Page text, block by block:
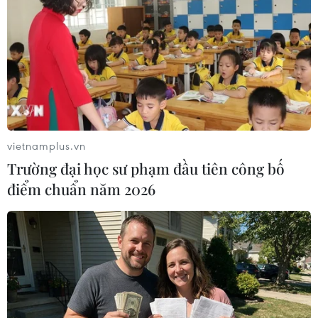
07/10/2019 11:24
Ngoại trưởng Ukraine cho biết trước khi áp dụng, "Công
thức Stainmaier" cần phải được thảo luận chi tiết ở nội
dung quy chế đặc biệt cho các vùng đòi độc lập do
nhiều ý kiến phản đối tại Ukraine.
vietnamplus.vn
Trường đại học sư phạm đầu tiên công bố
điểm chuẩn năm 2026